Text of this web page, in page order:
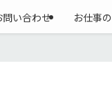
問い合わせ お仕事